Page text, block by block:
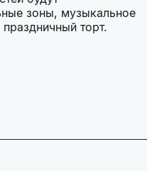
зоны, музыкальное
праздничный торт.